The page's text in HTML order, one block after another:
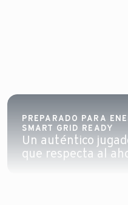
PREPARADO PARA
SMART GRID READY
Un auténtico
que respecta al